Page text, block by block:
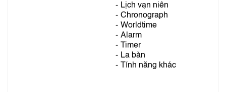
Lịch vạn niên
Chronograph
Worldtime
Alarm
Timer
La bàn
Tính năng khác